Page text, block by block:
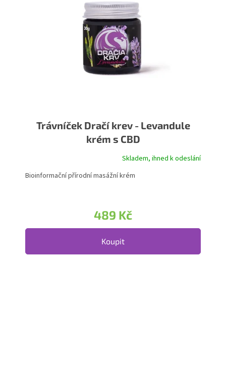
Trávníček Dračí krev - Levandule
krém s CBD
Skladem, ihned k odeslání
489 Kč
Koupit
Bioinformační přírodní masážní krém